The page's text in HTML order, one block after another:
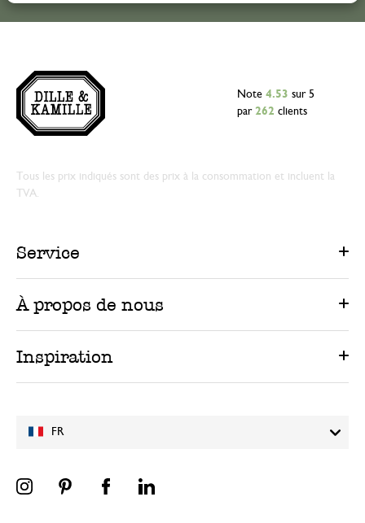
FR
Note 4.53 sur 5
par 262 clients
Tous les prix indiqués sont des prix à la consommation et incluent la
TVA.
Service
À propos de nous
Inspiration